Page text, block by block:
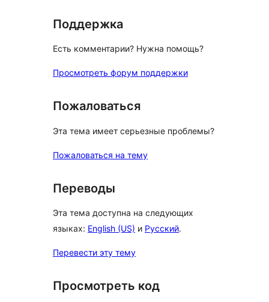
Поддержка
Есть комментарии? Нужна помощь?
Просмотреть форум поддержки
Пожаловаться
Эта тема имеет серьезные проблемы?
Пожаловаться на тему
Переводы
Эта тема доступна на следующих
языках: English (US) и Русский.
Перевести эту тему
Просмотреть код